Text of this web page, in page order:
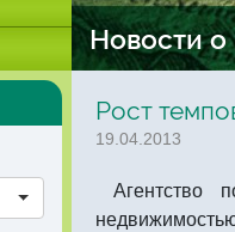
Новости
Рост
19.04.2013
Агентство